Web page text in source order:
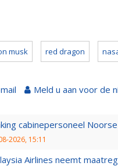
musk red dragon
Meld u aan voor de
cabinepersoneel
2026, 15:11
Airlines neemt